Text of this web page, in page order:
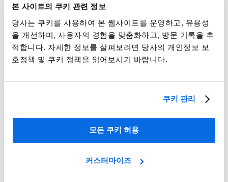
본 사이트의 쿠키 관련 정보
당사는 쿠키를 사용하여 본 웹사이트를 운영하고, 유용성
을 개선하며, 사용자의 경험을 맞춤화하고, 방문 기록을 추
적합니다. 자세한 정보를 살펴보려면 당사의 개인정보 보
호정책 및 쿠키 정책을 읽어보시기 바랍니다.
쿠키 관리
모든 쿠키 허용
커스터마이즈